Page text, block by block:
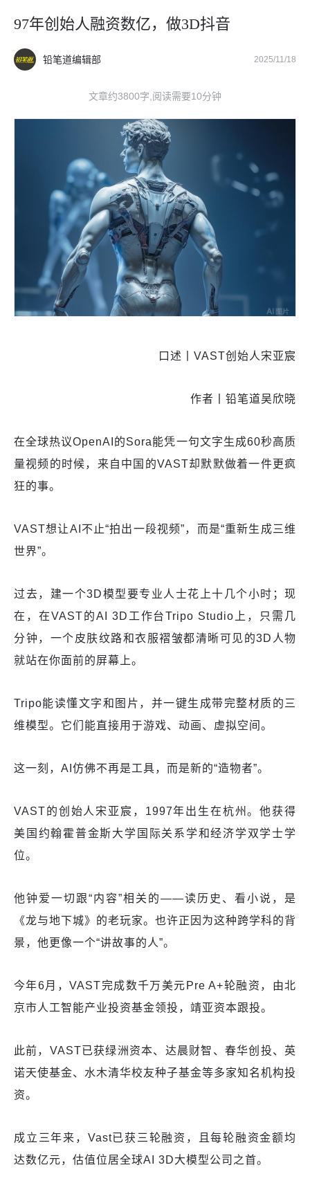
97年创始人融资数亿，做3D抖音
铅笔道编辑部 2025/11/18
文章约3800字,阅读需要10分钟
口述丨VAST创始人宋亚宸
作者丨铅笔道吴欣晓
在全球热议OpenAI的Sora能凭一句文字生成60秒高质
量视频的时候，来自中国的VAST却默默做着一件更疯
狂的事。
VAST想让AI不止“拍出一段视频”，而是“重新生成三维
世界”。
过去，建一个3D模型要专业人士花上十几个小时；现
在，在VAST的AI 3D工作台Tripo Studio上，只需几
分钟，一个皮肤纹路和衣服褶皱都清晰可见的3D人物
就站在你面前的屏幕上。
Tripo能读懂文字和图片，并一键生成带完整材质的三
维模型。它们能直接用于游戏、动画、虚拟空间。
这一刻，AI仿佛不再是工具，而是新的“造物者”。
VAST的创始人宋亚宸，1997年出生在杭州。他获得
美国约翰霍普金斯大学国际关系学和经济学双学士学
位。
他钟爱一切跟“内容”相关的——读历史、看小说，是
《龙与地下城》的老玩家。也许正因为这种跨学科的背
景，他更像一个“讲故事的人”。
今年6月，VAST完成数千万美元Pre A+轮融资，由北
京市人工智能产业投资基金领投，靖亚资本跟投。
此前，VAST已获绿洲资本、达晨财智、春华创投、英
诺天使基金、水木清华校友种子基金等多家知名机构投
资。
成立三年来，Vast已获三轮融资，且每轮融资金额均
达数亿元，估值位居全球AI 3D大模型公司之首。